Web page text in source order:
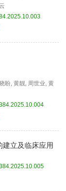
盼, 黄靓, 周世业, 黄
建立及临床应用